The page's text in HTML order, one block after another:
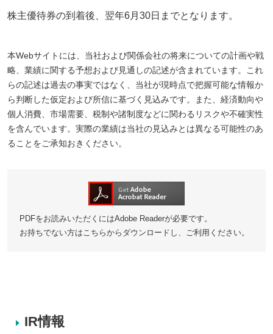
株主優待券の到着後、翌年6月30日までとなります。
本Webサイトには、当社および関係会社の将来についての計画や戦
略、業績に関する予想および見通しの記述が含まれています。これ
らの記述は過去の事実ではなく、当社が現時点で把握可能な情報か
ら判断した仮定および所信に基づく見込みです。また、経済動向や
個人消費、市場需要、税制や諸制度などに関わるリスクや不確実性
を含んでいます。実際の業績は当社の見込みとは異なる可能性のあ
ることをご承知おきください。
PDFをお読みいただくにはAdobe Readerが必要です。
お持ちでない方はこちらからダウンロードし、ご利用ください。
IR情報